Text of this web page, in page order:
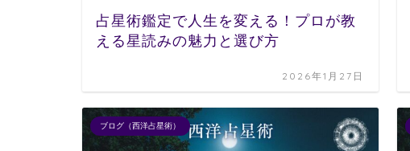
占星術鑑定で人生を変える！プロが教
える星読みの魅力と選び方
2026年1月27日
ブログ（西洋占星術）